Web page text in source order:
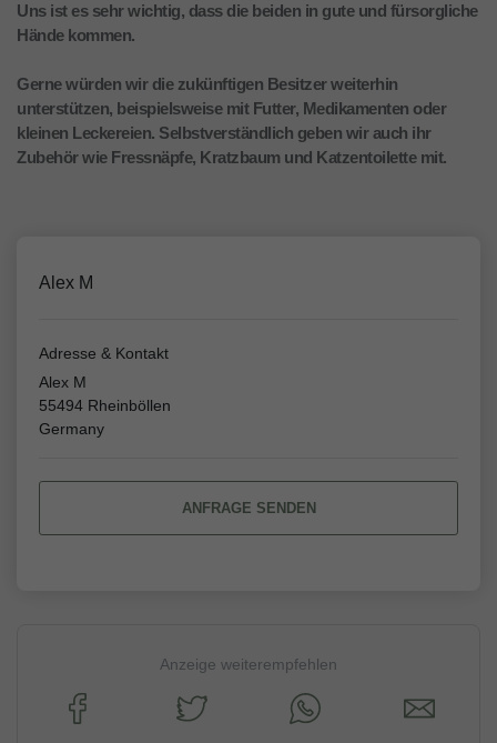
Uns ist es sehr wichtig, dass die beiden in gute und fürsorgliche
Hände kommen.
Gerne würden wir die zukünftigen Besitzer weiterhin
unterstützen, beispielsweise mit Futter, Medikamenten oder
kleinen Leckereien. Selbstverständlich geben wir auch ihr
Zubehör wie Fressnäpfe, Kratzbaum und Katzentoilette mit.
Alex M
Adresse & Kontakt
Alex M
55494 Rheinböllen
Germany
ANFRAGE SENDEN
Anzeige weiterempfehlen